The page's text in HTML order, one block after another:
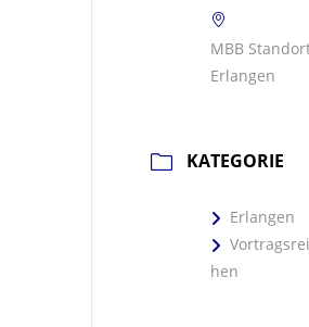
MBB
Erlangen
KATEGORIE
Erlangen
Vortragsrei
hen